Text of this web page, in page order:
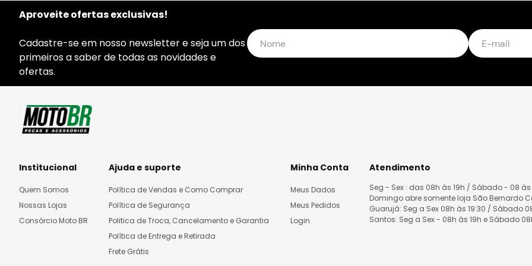
Aproveite ofertas exclusivas!
Cadastre-se em nosso newsletter e seja um dos
primeiros a saber de todas as novidades e
ofertas.
Institucional
Quem Somos
Nossas Lojas
Consórcio Moto BR
Ajuda e suporte
Política de Vendas e Como Comprar
Política de Segurança
Politica de Troca, Cancelamento e Garantia
Política de Entrega e Retirada
Frete Grátis
Minha Conta
Meus Dados
Meus Pedidos
Login
Atendimento
Seg - Sex : das 08h às 19h / Sábado - 08 às
Domingo abre somente loja São Bernardo
Guarujá: Seg a Sex 08h às 19:30 / Sábado
Santos: Seg a Sex - 08h às 19h e Sábado